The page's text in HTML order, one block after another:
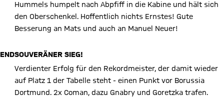
Hummels humpelt nach Abpfiff in die Kabine und hält sich
den Oberschenkel. Hoffentlich nichts Ernstes! Gute
Besserung an Mats und auch an Manuel Neuer!
ENDSOUVERÄNER SIEG!
Verdienter Erfolg für den Rekordmeister, der damit wieder
auf Platz 1 der Tabelle steht - einen Punkt vor Borussia
Dortmund. 2x Coman, dazu Gnabry und Goretzka trafen.